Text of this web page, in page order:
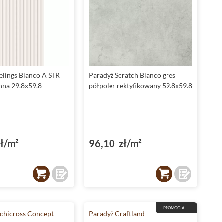
Bianco A STR
29.8x59.8
m²
Paradyż Scratch Bianco gres
półpoler rektyfikowany 59.8x59.8
96,10 zł/m²
Concept
PROMOCJA
Paradyż Craftland